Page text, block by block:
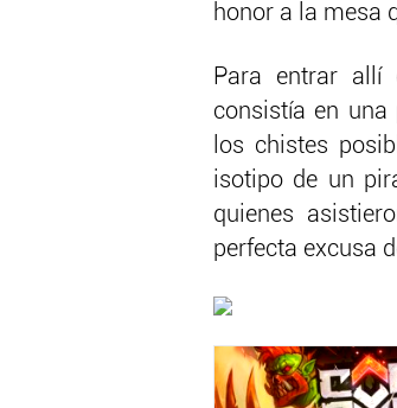
honor a la mesa
Para entrar allí
consistía en una
los chistes
isotipo de un
quienes
perfecta excusa